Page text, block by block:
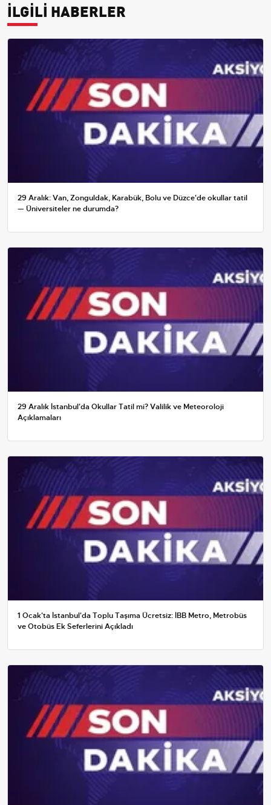
İLGİLİ HABERLER
29 Aralık: Van, Zonguldak, Karabük, Bolu ve Düzce'de okullar tatil
— Üniversiteler ne durumda?
29 Aralık İstanbul'da Okullar Tatil mi? Valilik ve Meteoroloji
Açıklamaları
1 Ocak'ta İstanbul'da Toplu Taşıma Ücretsiz: İBB Metro, Metrobüs
ve Otobüs Ek Seferlerini Açıkladı